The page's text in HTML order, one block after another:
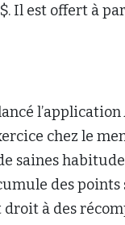
Il est offert à
l’application
chez le
saines
des points
à des